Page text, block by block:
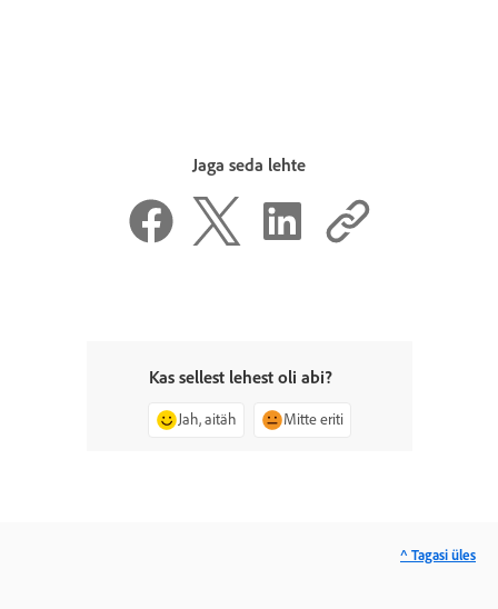
Jaga seda lehte
Kas sellest lehest oli abi?
Jah, aitäh Mitte eriti
^ Tagasi üles